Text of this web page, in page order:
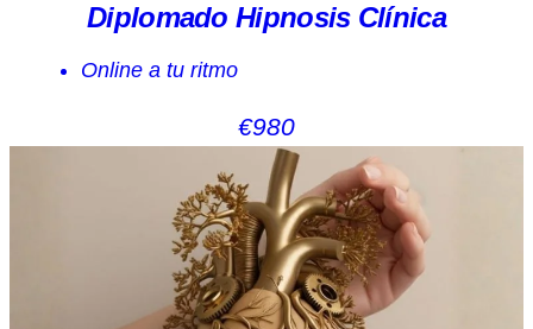
Diplomado Hipnosis Clínica
Online a tu ritmo
€980